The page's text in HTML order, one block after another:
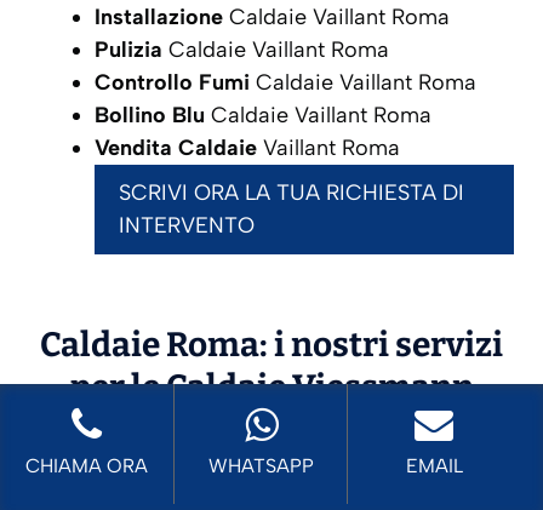
Installazione Caldaie Vaillant Roma
Pulizia Caldaie Vaillant Roma
Controllo Fumi Caldaie Vaillant Roma
Bollino Blu Caldaie Vaillant Roma
Vendita Caldaie Vaillant Roma
SCRIVI ORA LA TUA RICHIESTA DI
INTERVENTO
Caldaie Roma: i nostri servizi
per le CaldaieViessmann
CHIAMA ORA WHATSAPP EMAIL